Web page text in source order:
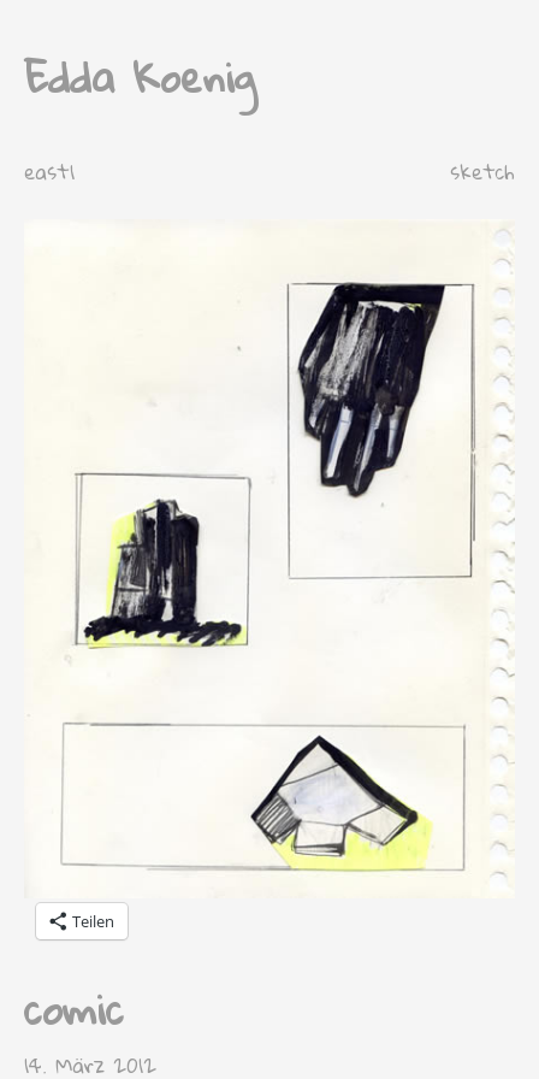
Edda Koenig
east1 sketch
Teilen
comic
14. März 2012